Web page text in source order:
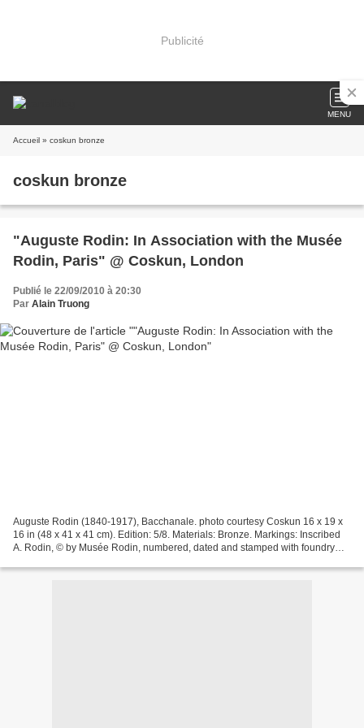
Publicité
MENU
Accueil » coskun bronze
coskun bronze
"Auguste Rodin: In Association with the Musée
Rodin, Paris" @ Coskun, London
Publié le 22/09/2010 à 20:30
Par Alain Truong
Auguste Rodin (1840-1917), Bacchanale. photo courtesy Coskun 16 x 19 x
16 in (48 x 41 x 41 cm). Edition: 5/8. Materials: Bronze. Markings: Inscribed
A. Rodin, © by Musée Rodin, numbered, dated and stamped with foundry